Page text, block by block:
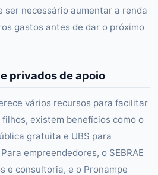
ser necessário aumentar a renda
gastos antes de dar o próximo
privados de apoio
vários recursos para facilitar
existem benefícios como o
gratuita e UBS para
empreendedores, o SEBRAE
e consultoria, e o Pronampe